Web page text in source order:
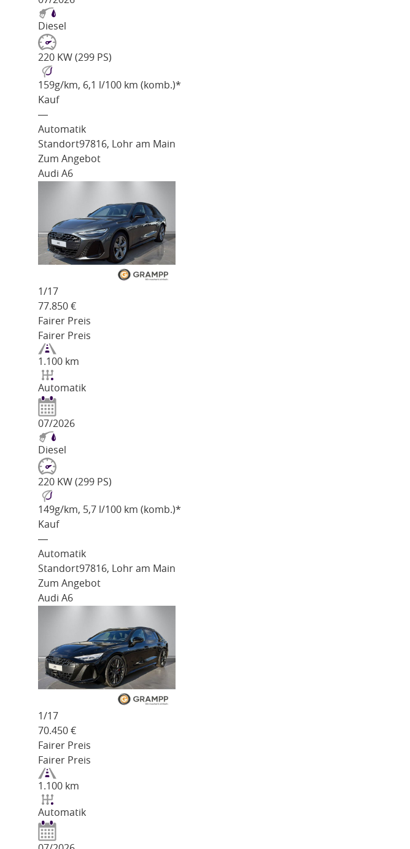
Diesel
220 KW (299 PS)
159g/km, 6,1 l/100 km (komb.)*
Kauf
―
Automatik
Standort97816, Lohr am Main
Zum Angebot
Audi A6
1/17
77.850 €
Fairer Preis
Fairer Preis
1.100 km
Automatik
07/2026
Diesel
220 KW (299 PS)
149g/km, 5,7 l/100 km (komb.)*
Kauf
―
Automatik
Standort97816, Lohr am Main
Zum Angebot
Audi A6
1/17
70.450 €
Fairer Preis
Fairer Preis
1.100 km
Automatik